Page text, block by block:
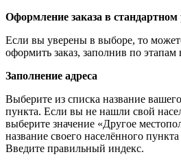
Оформление заказа в
Если вы уверены в выборе, то
оформить заказ, заполнив по
Заполнение адреса
Выберите из списка название
пункта. Если вы не нашли свой
выберите значение «Другое
название своего населённого
Введите правильный индекс.